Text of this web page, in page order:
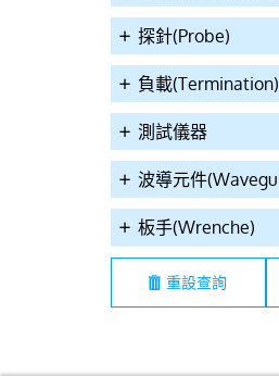
探針(Probe)
負載(Termination)
測試儀器
波導元件
板手(Wrenche)
重設查詢
T3T1-
Wrench,8in-lbs(0.9
inch(8mm)